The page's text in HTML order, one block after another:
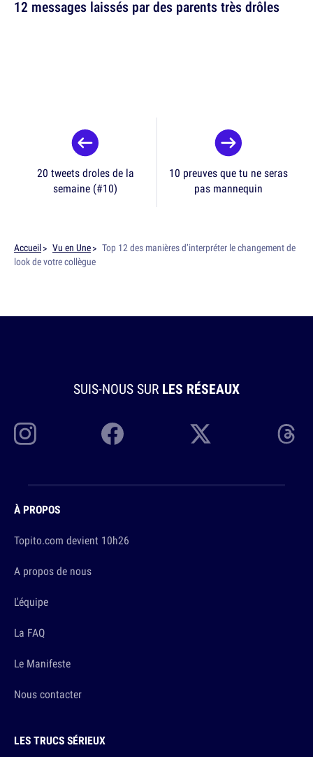
12 messages laissés par des parents très drôles
20 tweets droles de la
semaine (#10)
10 preuves que tu ne seras
pas mannequin
Accueil Vu en Une
Top 12 des manières d’interpréter le changement de
look de votre collègue
SUIS-NOUS SUR LES RÉSEAUX
À PROPOS
Topito.com devient 10h26
A propos de nous
L'équipe
La FAQ
Le Manifeste
Nous contacter
LES TRUCS SÉRIEUX